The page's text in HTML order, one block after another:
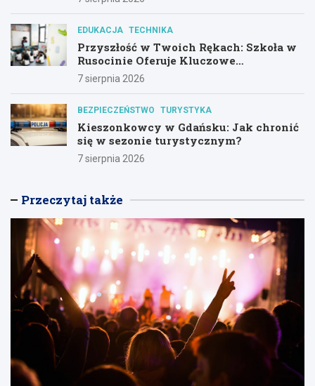
EDUKACJA TECHNIKA
Przyszłość w Twoich Rękach: Szkoła w
Rusocinie Oferuje Kluczowe
Umiejętności
7 sierpnia 2026
BEZPIECZEŃSTWO TURYSTYKA
Kieszonkowcy w Gdańsku: Jak chronić
się w sezonie turystycznym?
7 sierpnia 2026
Przeczytaj także